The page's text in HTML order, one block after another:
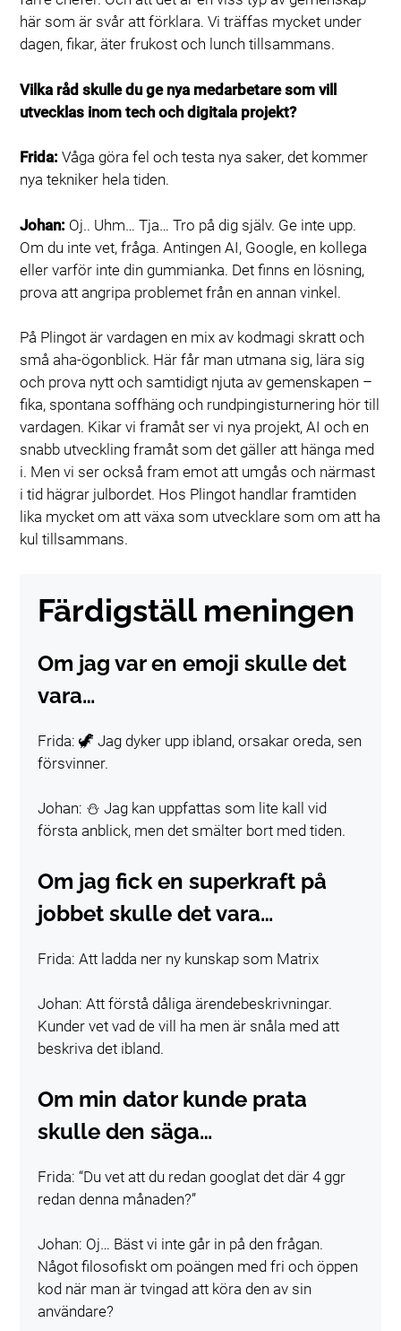
här som är svår att förklara. Vi träffas mycket under
dagen, fikar, äter frukost och lunch tillsammans.
Vilka råd skulle du ge nya medarbetare som vill
utvecklas inom tech och digitala projekt?
Frida: Våga göra fel och testa nya saker, det kommer
nya tekniker hela tiden.
Johan: Oj.. Uhm… Tja… Tro på dig själv. Ge inte upp.
Om du inte vet, fråga. Antingen AI, Google, en kollega
eller varför inte din gummianka. Det finns en lösning,
prova att angripa problemet från en annan vinkel.
På Plingot är vardagen en mix av kodmagi skratt och
små aha-ögonblick. Här får man utmana sig, lära sig
och prova nytt och samtidigt njuta av gemenskapen –
fika, spontana soffhäng och rundpingisturnering hör till
vardagen. Kikar vi framåt ser vi nya projekt, AI och en
snabb utveckling framåt som det gäller att hänga med
i. Men vi ser också fram emot att umgås och närmast
i tid hägrar julbordet. Hos Plingot handlar framtiden
lika mycket om att växa som utvecklare som om att ha
kul tillsammans.
Färdigställ meningen
Om jag var en emoji skulle det
vara…
Frida: 🦖 Jag dyker upp ibland, orsakar oreda, sen
försvinner.
Johan: ⛄ Jag kan uppfattas som lite kall vid
första anblick, men det smälter bort med tiden.
Om jag fick en superkraft på
jobbet skulle det vara…
Frida: Att ladda ner ny kunskap som Matrix
Johan: Att förstå dåliga ärendebeskrivningar.
Kunder vet vad de vill ha men är snåla med att
beskriva det ibland.
Om min dator kunde prata
skulle den säga…
Frida: “Du vet att du redan googlat det där 4 ggr
redan denna månaden?”
Johan: Oj… Bäst vi inte går in på den frågan.
Något filosofiskt om poängen med fri och öppen
kod när man är tvingad att köra den av sin
användare?